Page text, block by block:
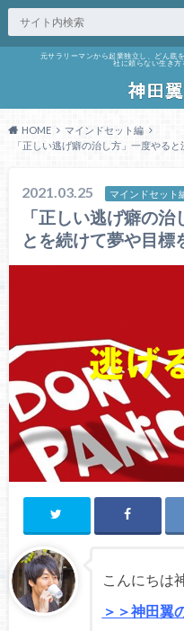
元サラリーマンから起業独立し、どん底
社に頼らない生き方
HOME
マインドセット編
「正しい逃げ癖の治し方」一度やる
2021.03.25 マインドセット
「正しい逃げ癖の
とを続けて夢や目標
こんにちは
＞＞神田翼